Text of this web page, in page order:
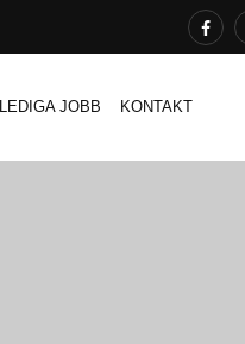
LEDIGA JOBB KONTAKT